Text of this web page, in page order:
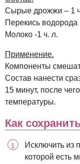
Сырые дрожжи – 1
Перекись водорода
Молоко -1 ч. л.
Применение.
Компоненты
Состав нанести
15 минут, после
температуры.
Как
Исключить из
которой есть